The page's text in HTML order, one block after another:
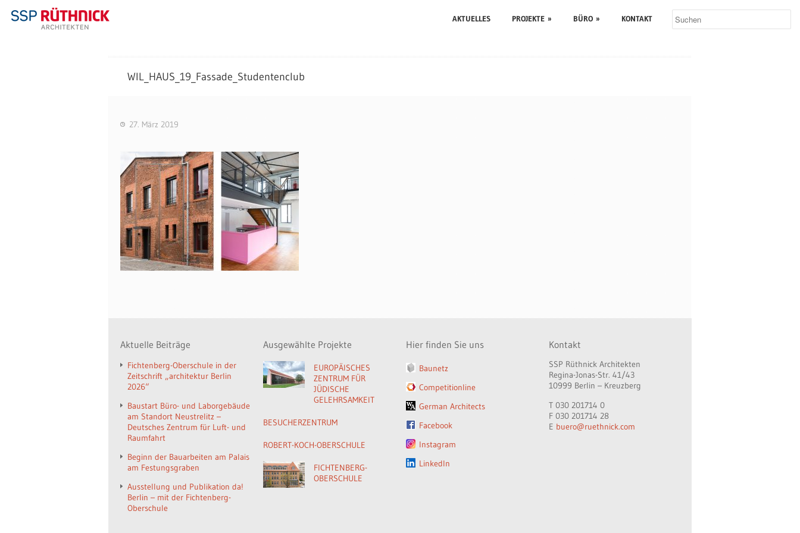
AKTUELLES PROJEKTE » BÜRO » KONTAKT
WIL_HAUS_19_Fassade_Studentenclub
27. März 2019
Aktuelle Beiträge
Fichtenberg-Oberschule in der
Zeitschrift „architektur Berlin
2026“
Baustart Büro- und Laborgebäude
am Standort Neustrelitz –
Deutsches Zentrum für Luft- und
Raumfahrt
Beginn der Bauarbeiten am Palais
am Festungsgraben
Ausstellung und Publikation da!
Berlin – mit der Fichtenberg-
Oberschule
Ausgewählte Projekte
EUROPÄISCHES
ZENTRUM FÜR
JÜDISCHE
GELEHRSAMKEIT
BESUCHERZENTRUM
ROBERT-KOCH-OBERSCHULE
FICHTENBERG-
OBERSCHULE
Hier finden Sie uns
Baunetz
Competitionline
German Architects
Facebook
Instagram
LinkedIn
Kontakt
SSP Rüthnick Architekten
Regina-Jonas-Str. 41/43
10999 Berlin – Kreuzberg
T 030 201714 0
F 030 201714 28
E buero@ruethnick.com